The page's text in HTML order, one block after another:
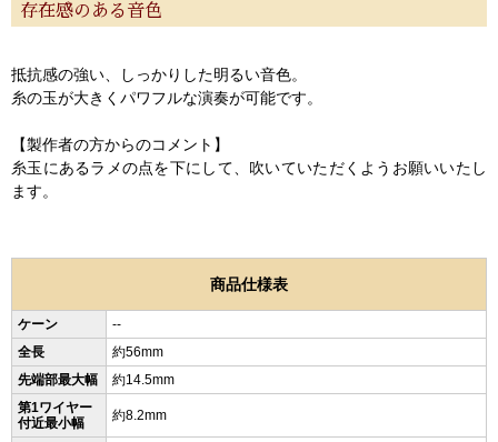
存在感のある音色
抵抗感の強い、しっかりした明るい音色。
糸の玉が大きくパワフルな演奏が可能です。
【製作者の方からのコメント】
糸玉にあるラメの点を下にして、吹いていただくようお願いいたし
ます。
商品仕様表
ケーン
--
全長
約56mm
先端部最大幅
約14.5mm
第1ワイヤー
付近最小幅
約8.2mm